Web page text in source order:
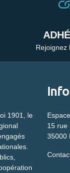
Rejoignez
1901, le
15 rue
35000